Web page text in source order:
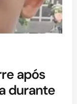
após
durante